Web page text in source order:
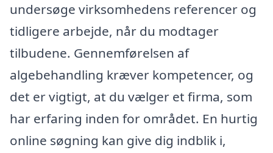
undersøge virksomhedens referencer og
tidligere arbejde, når du modtager
tilbudene. Gennemførelsen af
algebehandling kræver kompetencer, og
det er vigtigt, at du vælger et firma, som
har erfaring inden for området. En hurtig
online søgning kan give dig indblik i,